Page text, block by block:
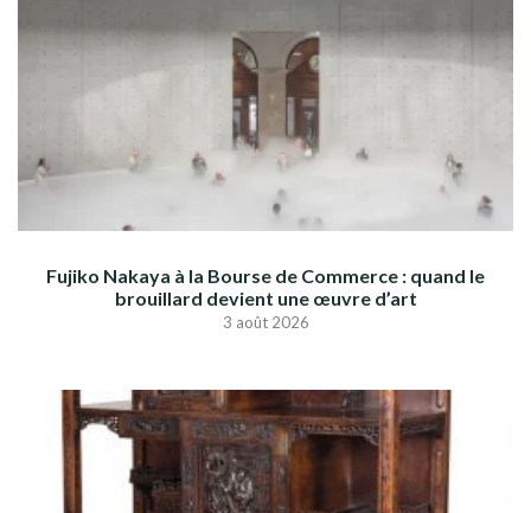
Fujiko Nakaya à la Bourse de Commerce : quand le
brouillard devient une œuvre d’art
3 août 2026